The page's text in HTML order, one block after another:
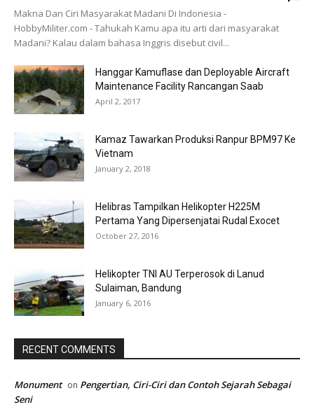
Makna Dan Ciri Masyarakat Madani Di Indonesia -
HobbyMiliter.com - Tahukah Kamu apa itu arti dari masyarakat
Madani? Kalau dalam bahasa Inggris disebut civil...
Hanggar Kamuflase dan Deployable Aircraft
Maintenance Facility Rancangan Saab
April 2, 2017
Kamaz Tawarkan Produksi Ranpur BPM97 Ke
Vietnam
January 2, 2018
Helibras Tampilkan Helikopter H225M
Pertama Yang Dipersenjatai Rudal Exocet
October 27, 2016
Helikopter TNI AU Terperosok di Lanud
Sulaiman, Bandung
January 6, 2016
RECENT COMMENTS
Monument on Pengertian, Ciri-Ciri dan Contoh Sejarah Sebagai
Seni